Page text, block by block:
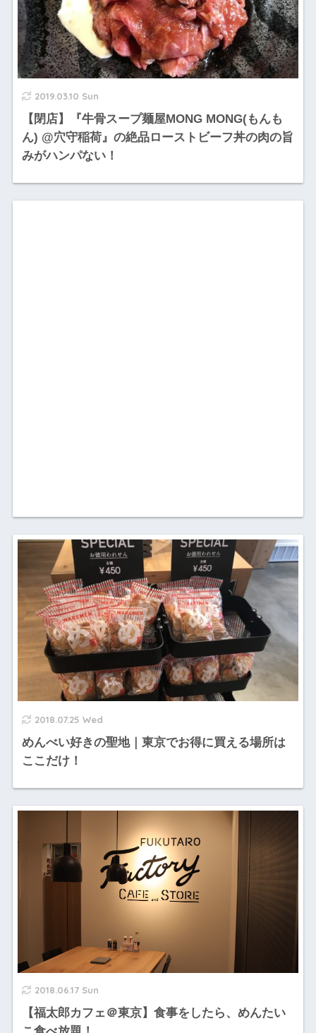
2019.03.10 Sun
【閉店】『牛骨スープ麺屋MONG MONG(もんも
ん) @穴守稲荷』の絶品ローストビーフ丼の肉の旨
みがハンパない！
2018.07.25 Wed
めんべい好きの聖地｜東京でお得に買える場所は
ここだけ！
2018.06.17 Sun
【福太郎カフェ＠東京】食事をしたら、めんたい